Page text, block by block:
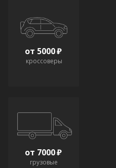
от 5000
кроссоверы
от 7000
грузовые